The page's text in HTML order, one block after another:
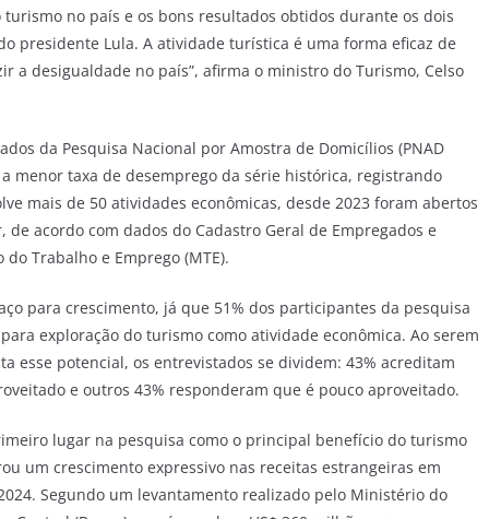
no país e os bons resultados obtidos durante os dois
presidente Lula. A atividade turística é uma forma eficaz de
a desigualdade no país”, afirma o ministro do Turismo, Celso
da Pesquisa Nacional por Amostra de Domicílios (PNAD
menor taxa de desemprego da série histórica, registrando
mais de 50 atividades econômicas, desde 2023 foram abertos
acordo com dados do Cadastro Geral de Empregados e
Trabalho e Emprego (MTE).
para crescimento, já que 51% dos participantes da pesquisa
exploração do turismo como atividade econômica. Ao serem
esse potencial, os entrevistados se dividem: 43% acreditam
e outros 43% responderam que é pouco aproveitado.
lugar na pesquisa como o principal benefício do turismo
um crescimento expressivo nas receitas estrangeiras em
Segundo um levantamento realizado pelo Ministério do